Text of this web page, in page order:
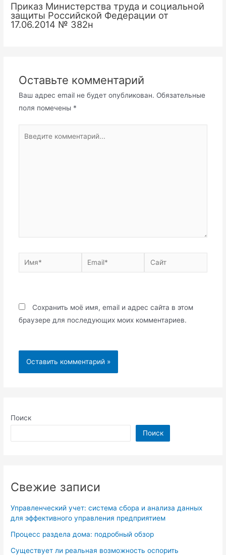
Поиск
Поиск
Свежие записи
Управленческий учет: система сбора и анализа данных
для эффективного управления предприятием
Процесс раздела дома: подробный обзор
Существует ли реальная возможность оспорить
Приказ Министерства труда и социальной
защиты Российской Федерации от
17.06.2014 № 382н
Оставьте комментарий
Ваш адрес email не будет опубликован. Обязательные
поля помечены *
Имя* Email* Сайт
Сохранить моё имя, email и адрес сайта в этом
браузере для последующих моих комментариев.